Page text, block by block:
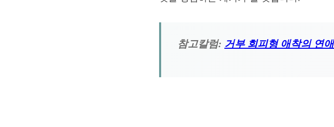
참고칼럼: 거부 회피형 애착의 연